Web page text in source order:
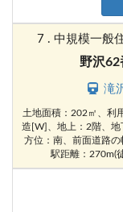
7 . 中規模一般
野沢62
滝
土地面積：202㎡、利
造[W]、地上：2階、地
方位：南、前面道路の
駅距離：270m(